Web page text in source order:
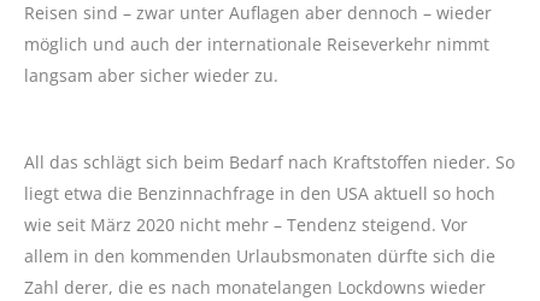
Reisen sind – zwar unter Auflagen aber dennoch – wieder
möglich und auch der internationale Reiseverkehr nimmt
langsam aber sicher wieder zu.
All das schlägt sich beim Bedarf nach Kraftstoffen nieder. So
liegt etwa die Benzinnachfrage in den USA aktuell so hoch
wie seit März 2020 nicht mehr – Tendenz steigend. Vor
allem in den kommenden Urlaubsmonaten dürfte sich die
Zahl derer, die es nach monatelangen Lockdowns wieder